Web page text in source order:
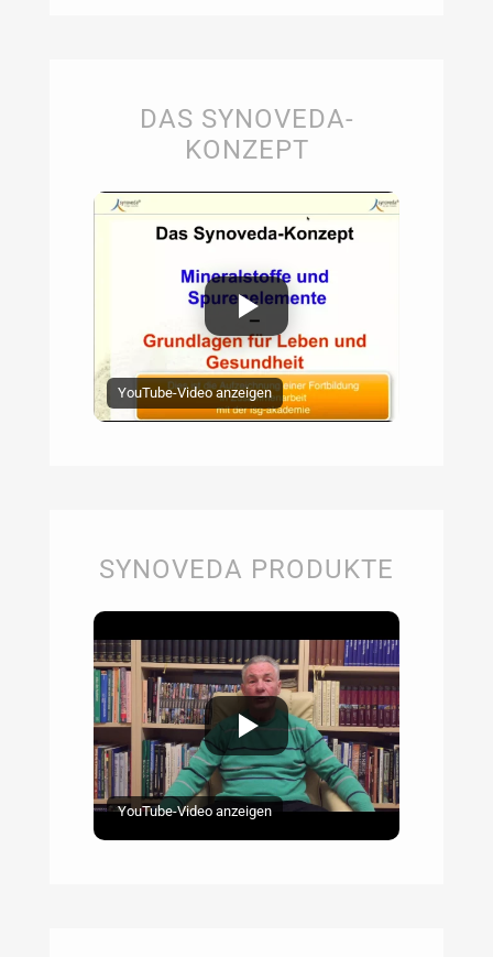
DAS SYNOVEDA-
KONZEPT
YouTube-Video anzeigen
SYNOVEDA PRODUKTE
YouTube-Video anzeigen